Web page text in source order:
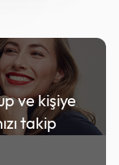
ve kişiye
takip